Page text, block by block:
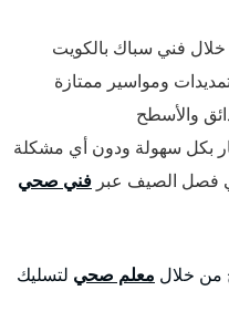
فني سباك بالكويت
ومواسير ممتازة
والأسطح
بكل سهولة ودون أي مشكلة
في فصل الصيف عبر فني صحي
من خلال معلم صحي لتسليك